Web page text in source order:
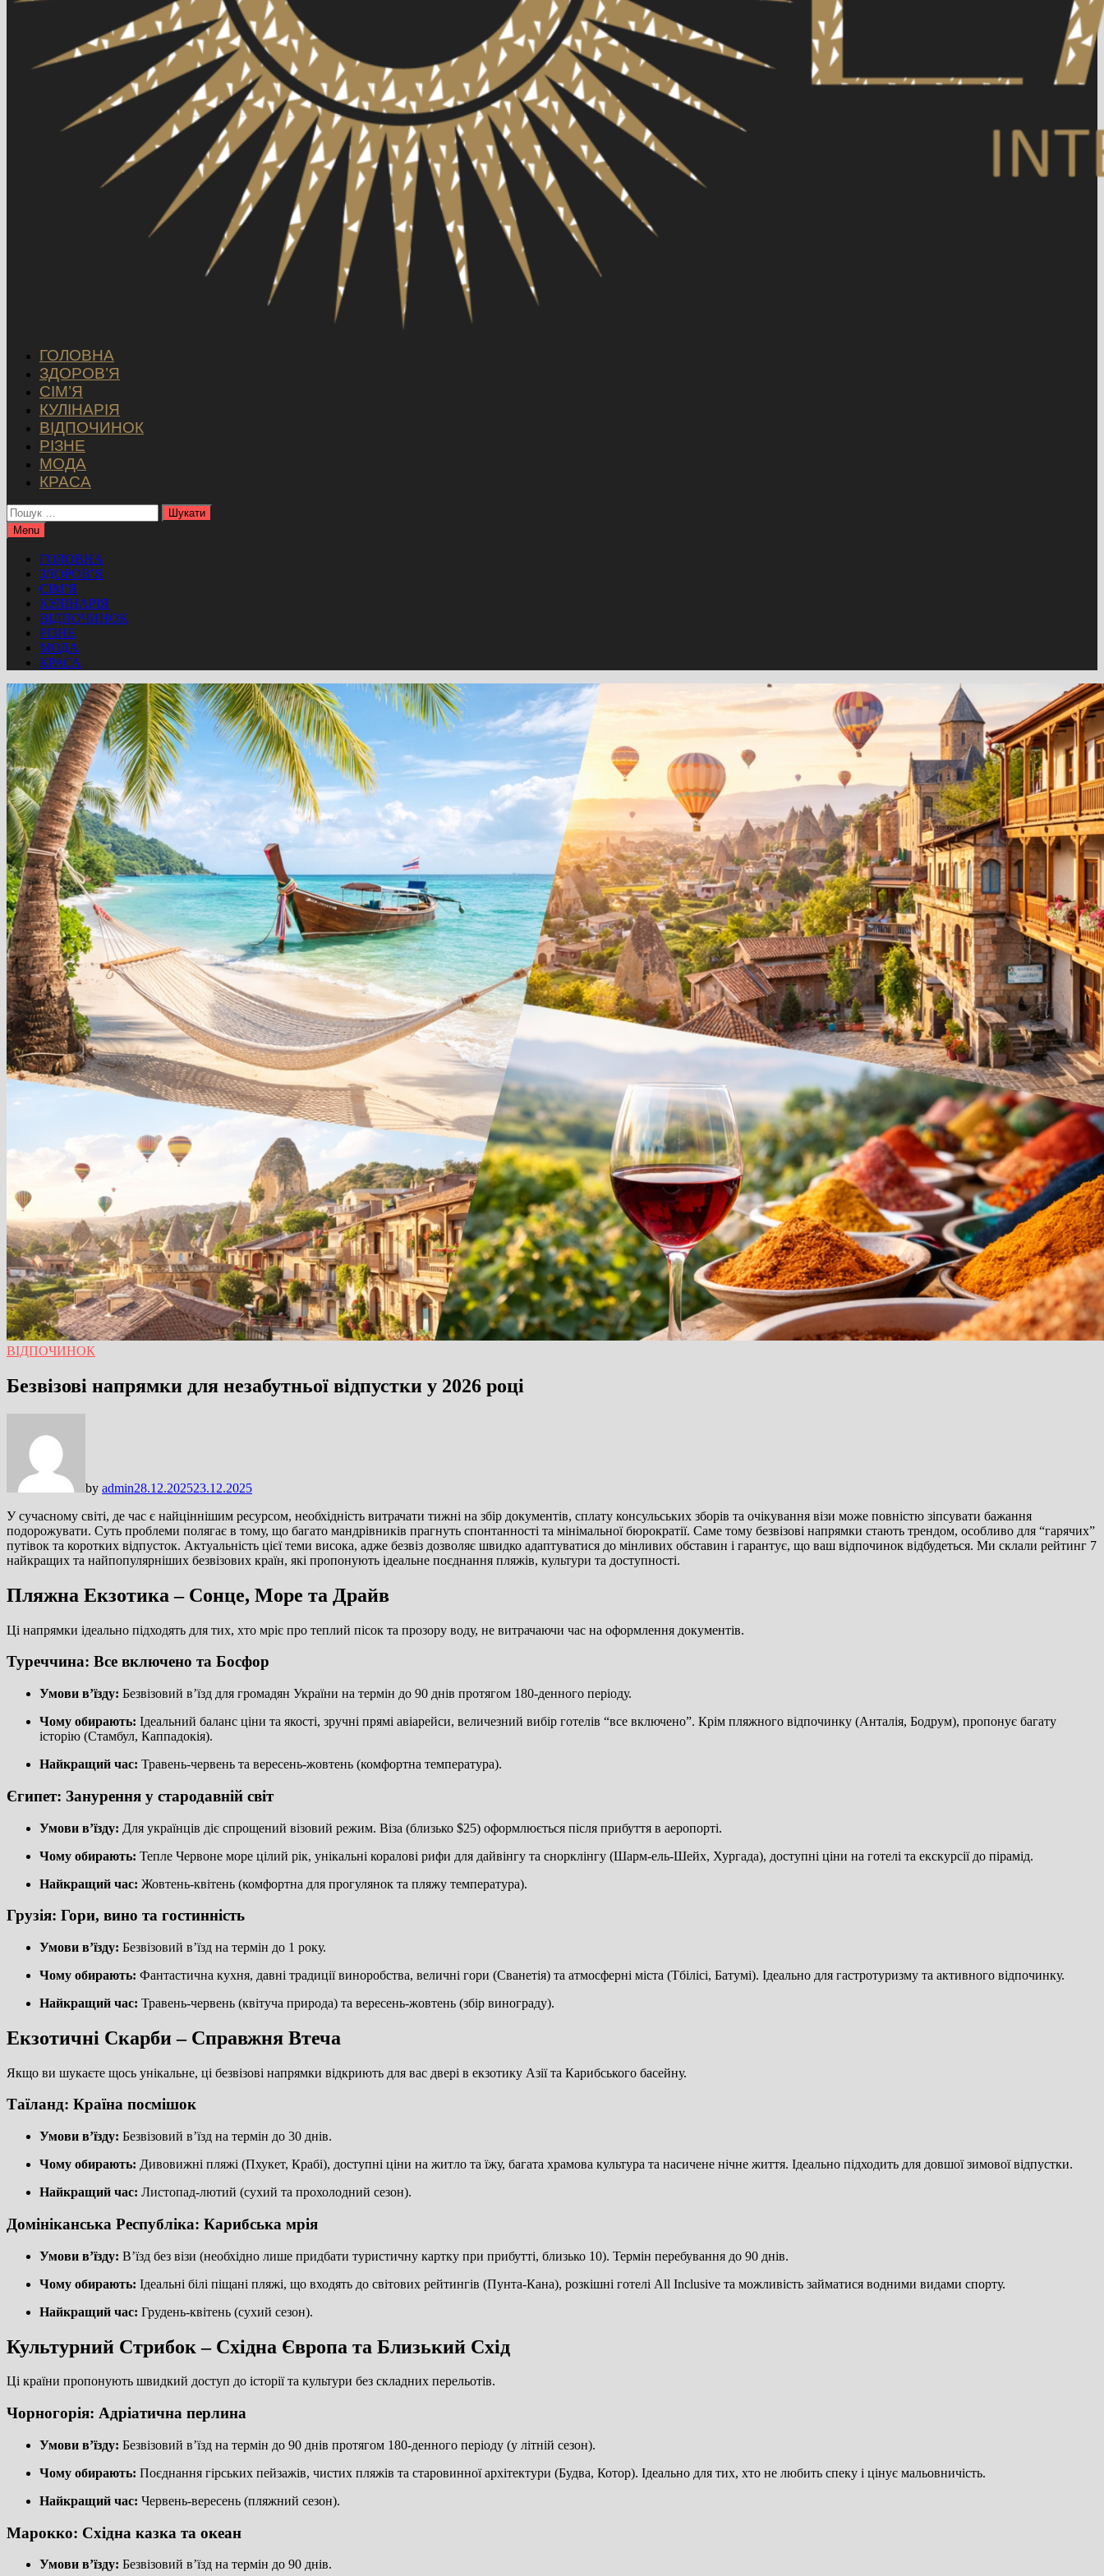
ГОЛОВНА
ЗДОРОВ’Я
СІМ’Я
КУЛІНАРІЯ
ВІДПОЧИНОК
РІЗНЕ
МОДА
КРАСА
Пошук:
Menu
ГОЛОВНА
ЗДОРОВ’Я
СІМ’Я
КУЛІНАРІЯ
ВІДПОЧИНОК
РІЗНЕ
МОДА
КРАСА
ВІДПОЧИНОК
Безвізові напрямки для незабутньої відпустки у 2026 році
by admin28.12.202523.12.2025
У сучасному світі, де час є найціннішим ресурсом, необхідність витрачати тижні на збір документів, сплату консульських зборів та очікування візи може повністю зіпсувати бажання
подорожувати. Суть проблеми полягає в тому, що багато мандрівників прагнуть спонтанності та мінімальної бюрократії. Саме тому безвізові напрямки стають трендом, особливо для “гарячих”
путівок та коротких відпусток. Актуальність цієї теми висока, адже безвіз дозволяє швидко адаптуватися до мінливих обставин і гарантує, що ваш відпочинок відбудеться. Ми склали рейтинг 7
найкращих та найпопулярніших безвізових країн, які пропонують ідеальне поєднання пляжів, культури та доступності.
Пляжна Екзотика – Сонце, Море та Драйв
Ці напрямки ідеально підходять для тих, хто мріє про теплий пісок та прозору воду, не витрачаючи час на оформлення документів.
Туреччина: Все включено та Босфор
Умови в’їзду: Безвізовий в’їзд для громадян України на термін до 90 днів протягом 180-денного періоду.
Чому обирають: Ідеальний баланс ціни та якості, зручні прямі авіарейси, величезний вибір готелів “все включено”. Крім пляжного відпочинку (Анталія, Бодрум), пропонує багату
історію (Стамбул, Каппадокія).
Найкращий час: Травень-червень та вересень-жовтень (комфортна температура).
Єгипет: Занурення у стародавній світ
Умови в’їзду: Для українців діє спрощений візовий режим. Віза (близько $25) оформлюється після прибуття в аеропорті.
Чому обирають: Тепле Червоне море цілий рік, унікальні коралові рифи для дайвінгу та снорклінгу (Шарм-ель-Шейх, Хургада), доступні ціни на готелі та екскурсії до пірамід.
Найкращий час: Жовтень-квітень (комфортна для прогулянок та пляжу температура).
Грузія: Гори, вино та гостинність
Умови в’їзду: Безвізовий в’їзд на термін до 1 року.
Чому обирають: Фантастична кухня, давні традиції виноробства, величні гори (Сванетія) та атмосферні міста (Тбілісі, Батумі). Ідеально для гастротуризму та активного відпочинку.
Найкращий час: Травень-червень (квітуча природа) та вересень-жовтень (збір винограду).
Екзотичні Скарби – Справжня Втеча
Якщо ви шукаєте щось унікальне, ці безвізові напрямки відкриють для вас двері в екзотику Азії та Карибського басейну.
Таїланд: Країна посмішок
Умови в’їзду: Безвізовий в’їзд на термін до 30 днів.
Чому обирають: Дивовижні пляжі (Пхукет, Крабі), доступні ціни на житло та їжу, багата храмова культура та насичене нічне життя. Ідеально підходить для довшої зимової відпустки.
Найкращий час: Листопад-лютий (сухий та прохолодний сезон).
Домініканська Республіка: Карибська мрія
Умови в’їзду: В’їзд без візи (необхідно лише придбати туристичну картку при прибутті, близько 10). Термін перебування до 90 днів.
Чому обирають: Ідеальні білі піщані пляжі, що входять до світових рейтингів (Пунта-Кана), розкішні готелі All Inclusive та можливість займатися водними видами спорту.
Найкращий час: Грудень-квітень (сухий сезон).
Культурний Стрибок – Східна Європа та Близький Схід
Ці країни пропонують швидкий доступ до історії та культури без складних перельотів.
Чорногорія: Адріатична перлина
Умови в’їзду: Безвізовий в’їзд на термін до 90 днів протягом 180-денного періоду (у літній сезон).
Чому обирають: Поєднання гірських пейзажів, чистих пляжів та старовинної архітектури (Будва, Котор). Ідеально для тих, хто не любить спеку і цінує мальовничість.
Найкращий час: Червень-вересень (пляжний сезон).
Марокко: Східна казка та океан
Умови в’їзду: Безвізовий в’їзд на термін до 90 днів.